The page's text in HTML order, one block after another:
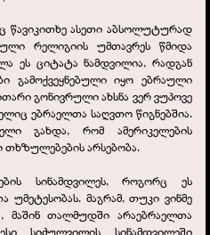
წავიკითხე ასეთი აბსოლუტურად
რელიგიის უმთავრეს წმიდა
ეს ციტატა ნამდვილია, რადგან
გამოქვეყნებული იყო ებრაული
გონივრული ახსნა ვერ ვუპოვე
ებრაელთა საღვთო წიგნებშია.
გახდა, რომ ამერიკელების
თხზულებების არსებობა.
სინამდვილეს, როგორც ეს
უმეტესობას. მაგრამ, თუკი ვინმე
მაშინ თალმუდში არაებრაელთა
სიძულვილის სინამდვილეში